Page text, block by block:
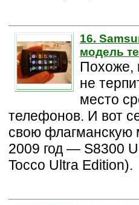
16.
модель
Похоже,
не
место
телефонов. И вот
свою флагманскую
2009 год — S8300
Tocco Ultra Edition).